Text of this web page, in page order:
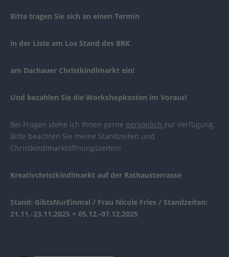
Bitte tragen Sie sich an einen Termin
in der Liste am Los Stand des BRK
am Dachauer Christkindlmarkt ein!
Und bezahlen Sie die Workshopkosten im Voraus!
Bei Fragen stehe ich Ihnen gerne persönlich zur Verfügung.
Bitte beachten Sie meine Standzeiten und
Christkindlmarktöffnungszeiten!
Kreativchristkindlmarkt auf der Rathausterrasse
Stand: GibtsNurEinmal / Frau Nicole Fries / Standzeiten:
21.11.-23.11.2025 + 05.12.-07.12.2025